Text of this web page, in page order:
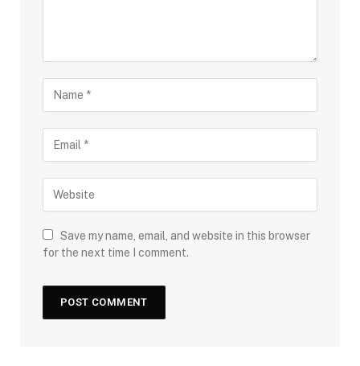
Save my name, email, and website in this browser
for the next time I comment.